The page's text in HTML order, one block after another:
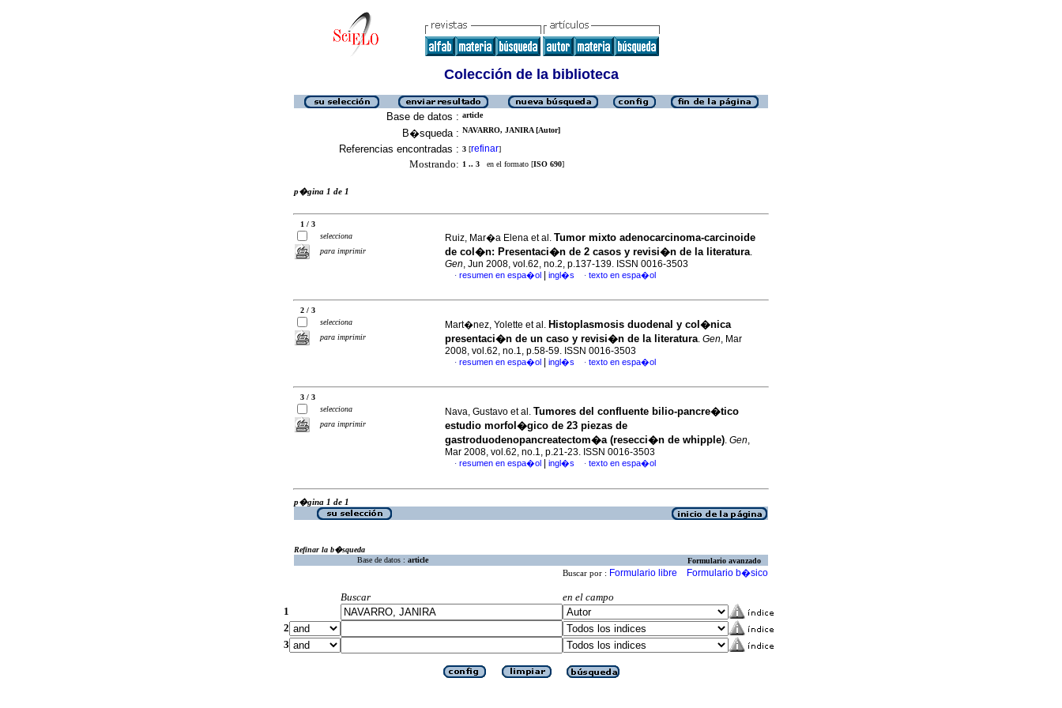
Colección de la biblioteca
Base de datos : article
B�squeda : NAVARRO, JANIRA [Autor]
Referencias encontradas : 3 [refinar]
Mostrando: 1 .. 3 en el formato [ISO 690]
p�gina 1 de 1
1 / 3
selecciona
para imprimir
Ruiz, Mar�a Elena et al. Tumor mixto adenocarcinoma-carcinoide
de col�n: Presentaci�n de 2 casos y revisi�n de la literatura.
Gen, Jun 2008, vol.62, no.2, p.137-139. ISSN 0016-3503
· resumen en espa�ol ingl�s · texto en espa�ol
2 / 3
selecciona
para imprimir
Mart�nez, Yolette et al. Histoplasmosis duodenal y col�nica
presentaci�n de un caso y revisi�n de la literatura. Gen, Mar
2008, vol.62, no.1, p.58-59. ISSN 0016-3503
· resumen en espa�ol ingl�s · texto en espa�ol
3 / 3
selecciona
para imprimir
Nava, Gustavo et al. Tumores del confluente bilio-pancre�tico
estudio morfol�gico de 23 piezas de
gastroduodenopancreatectom�a (resecci�n de whipple). Gen,
Mar 2008, vol.62, no.1, p.21-23. ISSN 0016-3503
· resumen en espa�ol ingl�s · texto en espa�ol
p�gina 1 de 1
Refinar la b�squeda
Base de datos : article Formulario avanzado
Buscar por : Formulario libre Formulario b�sico
Buscar
en el campo
1
2
3